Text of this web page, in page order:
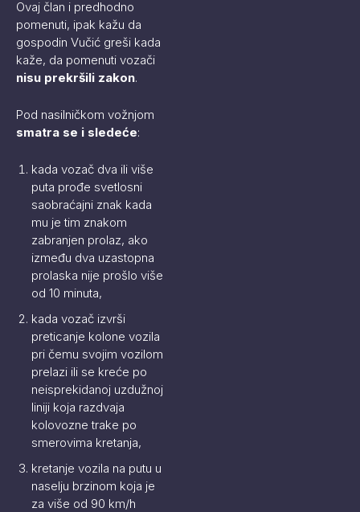
Ovaj član i predhodno
pomenuti, ipak kažu da
gospodin Vučić greši kada
kaže, da pomenuti vozači
nisu prekršili zakon.
Pod nasilničkom vožnjom
smatra se i sledeće:
kada vozač dva ili više
puta prođe svetlosni
saobraćajni znak kada
mu je tim znakom
zabranjen prolaz, ako
između dva uzastopna
prolaska nije prošlo više
od 10 minuta,
kada vozač izvrši
preticanje kolone vozila
pri čemu svojim vozilom
prelazi ili se kreće po
neisprekidanoj uzdužnoj
liniji koja razdvaja
kolovozne trake po
smerovima kretanja,
kretanje vozila na putu u
naselju brzinom koja je
za više od 90 km/h